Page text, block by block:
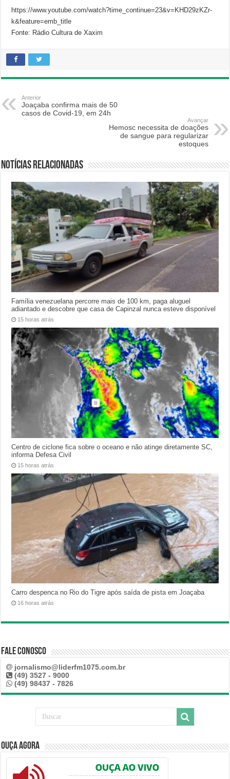
https://www.youtube.com/watch?time_continue=23&v=KHD29zKZr-
k&feature=emb_title
Fonte: Rádio Cultura de Xaxim
Anterior
Joaçaba confirma mais de 50
casos de Covid-19, em 24h
Avançar
Hemosc necessita de doações
de sangue para regularizar
estoques
Notícias relacionadas
Família venezuelana percorre mais de 100 km, paga aluguel
adiantado e descobre que casa de Capinzal nunca esteve disponível
15 horas atrás
Centro de ciclone fica sobre o oceano e não atinge diretamente SC,
informa Defesa Civil
15 horas atrás
Carro despenca no Rio do Tigre após saída de pista em Joaçaba
16 horas atrás
Fale Conosco
jornalismo@liderfm1075.com.br
(49) 3527 - 9000
(49) 98437 - 7826
Ouça Agora